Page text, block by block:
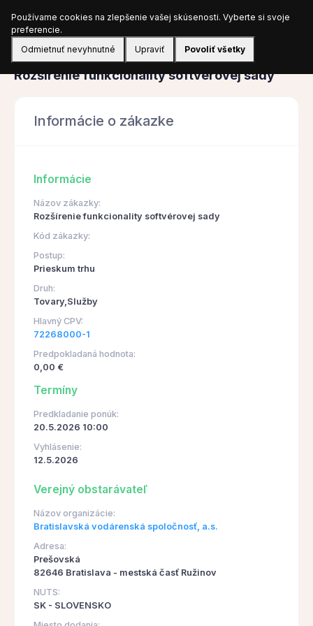
Prihlásiť sa
Obstarávanie
Rozšírenie funkcionality softvérovej sady
Informácie o zákazke
Informácie
Názov zákazky:
Rozšírenie funkcionality softvérovej sady
Kód zákazky:
Postup:
Prieskum trhu
Druh:
Tovary,Služby
Hlavný CPV:
72268000-1
Predpokladaná hodnota:
0,00 €
Termíny
Predkladanie ponúk:
20.5.2026 10:00
Vyhlásenie:
12.5.2026
Verejný obstarávateľ
Názov organizácie:
Bratislavská vodárenská spoločnosť, a.s.
Adresa:
Prešovská
82646 Bratislava - mestská časť Ružinov
NUTS:
SK - SLOVENSKO
Používame cookies na zlepšenie vašej skúsenosti. Vyberte si svoje
preferencie.
Odmietnuť nevyhnutné
Upraviť Povoliť všetky